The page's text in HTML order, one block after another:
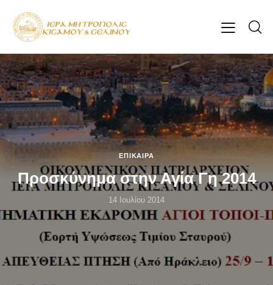
ΕΠΊΚΑΙΡΑ
Προσκύνημα στην Αγία Γη 2014
14 Ιουλίου 2014